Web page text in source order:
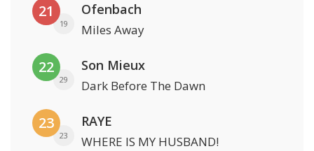
21
19
Ofenbach
Miles Away
22
29
Son Mieux
Dark Before The Dawn
23
23
RAYE
WHERE IS MY HUSBAND!